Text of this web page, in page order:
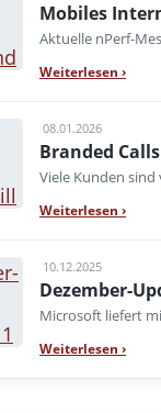
Mobiles
Aktuelle nPerf-
Weiterlesen ›
08.01.2026
Branded
Viele Kunden
Weiterlesen ›
10.12.2025
Dezember-
Microsoft liefert
Weiterlesen ›